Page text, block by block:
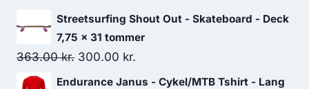
Streetsurfing Shout Out - Skateboard - Deck
7,75 x 31 tommer
363.00kr. Original
price
300.00 kr.
price
Endurance Janus - Cykel/MTB Tshirt - Lang